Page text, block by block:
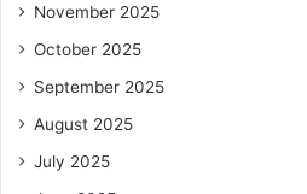
November 2025
October 2025
September 2025
August 2025
July 2025